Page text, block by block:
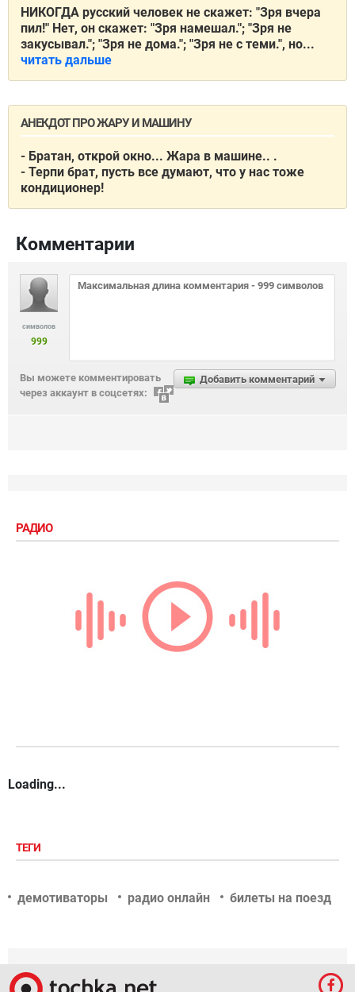
НИКОГДА русский человек не скажет: "Зря вчера
пил!" Нет, он скажет: "Зря намешал."; "Зря не
закусывал."; "Зря не дома."; "Зря не с теми.", но...
читать дальше
АНЕКДОТ ПРО ЖАРУ И МАШИНУ
- Братан, открой окно... Жара в машине.. .
- Терпи брат, пусть все думают, что у нас тоже
кондиционер!
Комментарии
символов
999
Добавить комментарий
Вы можете комментировать
через аккаунт в соцсетях:
РАДИО
Loading...
ТЕГИ
демотиваторы радио онлайн билеты на поезд